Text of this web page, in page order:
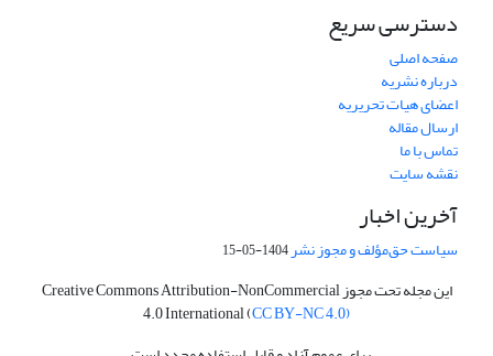
دسترسی سریع
صفحه اصلی
درباره نشریه
اعضای هیات تحریریه
ارسال مقاله
تماس با ما
نقشه سایت
آخرین اخبار
سیاست حق‌مؤلف و مجوز نشر1404-05-15
این مجله تحت مجوز Creative Commons Attribution-NonCommercial
4.0 International (CC BY-NC 4.0)